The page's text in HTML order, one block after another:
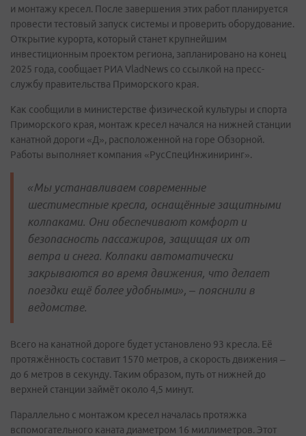
и монтажу кресел. После завершения этих работ планируется
провести тестовый запуск системы и проверить оборудование.
Открытие курорта, который станет крупнейшим
инвестиционным проектом региона, запланировано на конец
2025 года, сообщает РИА VladNews со ссылкой на пресс-
службу правительства Приморского края.
Как сообщили в министерстве физической культуры и спорта
Приморского края, монтаж кресел начался на нижней станции
канатной дороги «Д», расположенной на горе Обзорной.
Работы выполняет компания «РусСпецИнжиниринг».
«Мы устанавливаем современные
шестиместные кресла, оснащённые защитными
колпаками. Они обеспечивают комфорт и
безопасность пассажиров, защищая их от
ветра и снега. Колпаки автоматически
закрываются во время движения, что делает
поездки ещё более удобными», – пояснили в
ведомстве.
Всего на канатной дороге будет установлено 93 кресла. Её
протяжённость составит 1570 метров, а скорость движения –
до 6 метров в секунду. Таким образом, путь от нижней до
верхней станции займёт около 4,5 минут.
Параллельно с монтажом кресел началась протяжка
вспомогательного каната диаметром 16 миллиметров. Этот